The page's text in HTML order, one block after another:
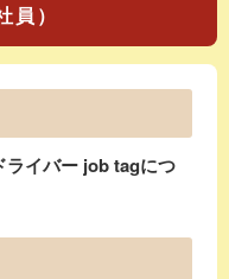
員）
ライバー job tagにつ